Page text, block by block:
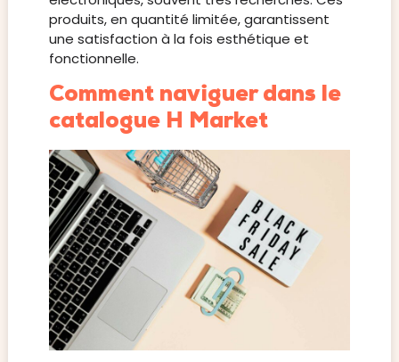
produits, en quantité limitée, garantissent
une satisfaction à la fois esthétique et
fonctionnelle.
Comment naviguer dans le
catalogue H Market